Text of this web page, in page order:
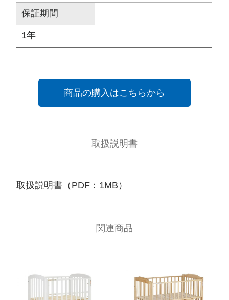
保証期間
1年
商品の購入はこちらから
取扱説明書
取扱説明書（PDF：1MB）
関連商品